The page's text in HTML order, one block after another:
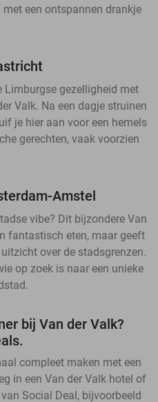
een ontspannen drankje
Limburgse gezelligheid met
Valk. Na een dagje struinen
je hier aan voor een hemels
gerechten, vaak voorzien
Amstel
vibe? Dit bijzondere Van
fantastisch eten, maar geeft
over de stadsgrenzen.
op zoek is naar een unieke
bij Van der Valk?
compleet maken met een
in een Van der Valk hotel of
van Social Deal, bijvoorbeeld